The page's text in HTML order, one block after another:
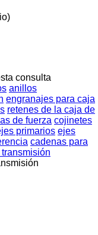
consulta
anillos
engranajes para caja
retenes de la caja de
de fuerza cojinetes
primarios ejes
cadenas para